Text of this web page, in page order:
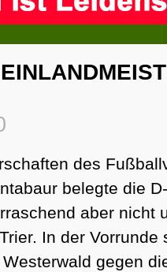
des
belegte die
aber nicht
In der Vorrunde
gegen